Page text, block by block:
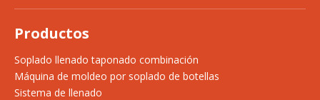
Productos
Soplado llenado taponado combinación
Máquina de moldeo por soplado de botellas
Sistema de llenado